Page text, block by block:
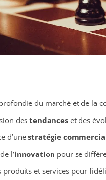
du marché et de la
des tendanceset des
d’unestratégie
l’innovation pour se
produits et services pour